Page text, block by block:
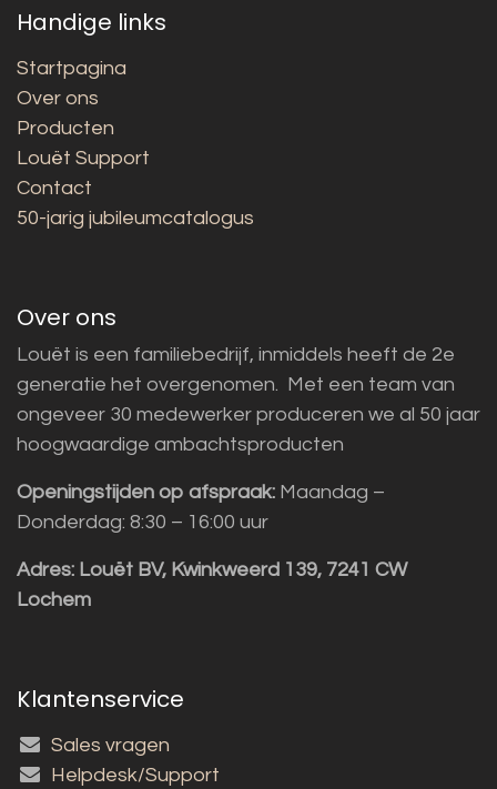
Handige links
Startpagina
Over ons
Producten
Louët Support
Contact
50-jarig jubileumcatalogus
Over ons
Louët is een familiebedrijf, inmiddels heeft de 2e
generatie het overgenomen. Met een team van
ongeveer 30 medewerker produceren we al 50 jaar
hoogwaardige ambachtsproducten
Openingstijden op afspraak: Maandag –
Donderdag: 8:30 – 16:00 uur
Adres: Louët BV, Kwinkweerd 139, 7241 CW
Lochem
Klantenservice
Sales vragen
Helpdesk/Support